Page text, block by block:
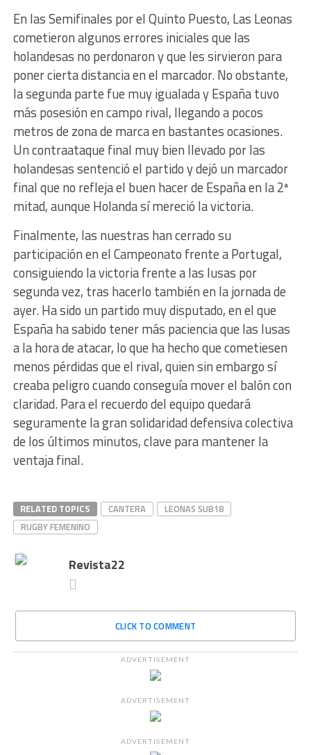
En las Semifinales por el Quinto Puesto, Las Leonas
cometieron algunos errores iniciales que las
holandesas no perdonaron y que les sirvieron para
poner cierta distancia en el marcador. No obstante,
la segunda parte fue muy igualada y España tuvo
más posesión en campo rival, llegando a pocos
metros de zona de marca en bastantes ocasiones.
Un contraataque final muy bien llevado por las
holandesas sentenció el partido y dejó un marcador
final que no refleja el buen hacer de España en la 2ª
mitad, aunque Holanda sí mereció la victoria.
Finalmente, las nuestras han cerrado su
participación en el Campeonato frente a Portugal,
consiguiendo la victoria frente a las lusas por
segunda vez, tras hacerlo también en la jornada de
ayer. Ha sido un partido muy disputado, en el que
España ha sabido tener más paciencia que las lusas
a la hora de atacar, lo que ha hecho que cometiesen
menos pérdidas que el rival, quien sin embargo sí
creaba peligro cuando conseguía mover el balón con
claridad. Para el recuerdo del equipo quedará
seguramente la gran solidaridad defensiva colectiva
de los últimos minutos, clave para mantener la
ventaja final.
RELATED TOPICS CANTERA
LEONAS SUB18
RUGBY FEMENINO
Revista22
CLICK TO COMMENT
ADVERTISEMENT
ADVERTISEMENT
ADVERTISEMENT